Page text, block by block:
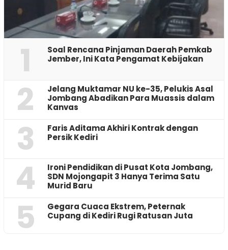
1
‎Soal Rencana Pinjaman Daerah Pemkab
Jember, Ini Kata Pengamat Kebijakan ‎
2
Jelang Muktamar NU ke-35, Pelukis Asal
Jombang Abadikan Para Muassis dalam
Kanvas
3
Faris Aditama Akhiri Kontrak dengan
Persik Kediri
4
Ironi Pendidikan di Pusat Kota Jombang,
SDN Mojongapit 3 Hanya Terima Satu
Murid Baru
5
‎Gegara Cuaca Ekstrem, Peternak
Cupang di Kediri Rugi Ratusan Juta